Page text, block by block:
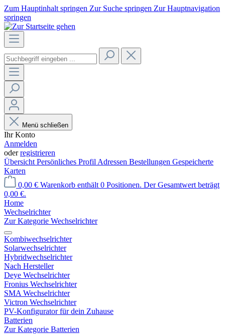
Zum Hauptinhalt springen Zur Suche springen Zur Hauptnavigation
springen
Menü schließen
Ihr Konto
Anmelden
oderregistrieren
Übersicht Persönliches Profil Adressen Bestellungen Gespeicherte
Karten
0,00 € Warenkorb enthält 0 Positionen. Der Gesamtwert beträgt
0,00 €.
Home
Wechselrichter
Zur Kategorie Wechselrichter
Kombiwechselrichter
Solarwechselrichter
Hybridwechselrichter
Nach Hersteller
Deye Wechselrichter
Fronius Wechselrichter
SMA Wechselrichter
Victron Wechselrichter
PV-Konfigurator für dein Zuhause
Batterien
Zur Kategorie Batterien